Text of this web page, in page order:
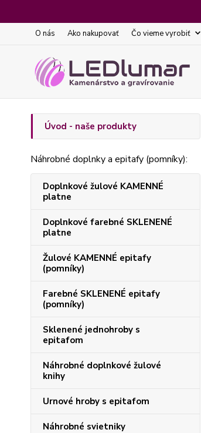
O nás Ako nakupovať Čo vieme vyrobiť
Úvod - naše produkty
Náhrobné doplnky a epitafy (pomníky):
Doplnkové žulové KAMENNÉ
platne
Doplnkové farebné SKLENENÉ
platne
Žulové KAMENNÉ epitafy
(pomníky)
Farebné SKLENENÉ epitafy
(pomníky)
Sklenené jednohroby s
epitafom
Náhrobné doplnkové žulové
knihy
Urnové hroby s epitafom
Náhrobné svietniky